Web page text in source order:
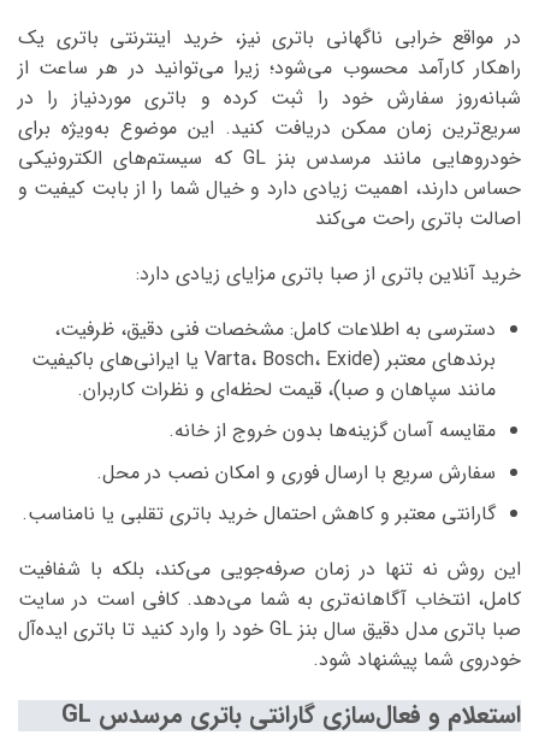
در مواقع خرابی ناگهانی باتری نیز، خرید اینترنتی باتری یک
راهکار کارآمد محسوب می‌شود؛ زیرا می‌توانید در هر ساعت از
شبانه‌روز سفارش خود را ثبت کرده و باتری موردنیاز را در
سریع‌ترین زمان ممکن دریافت کنید. این موضوع به‌ویژه برای
خودروهایی مانند مرسدس بنز GL که سیستم‌های الکترونیکی
حساس دارند، اهمیت زیادی دارد و خیال شما را از بابت کیفیت و
اصالت باتری راحت می‌کند
خرید آنلاین باتری از صبا باتری مزایای زیادی دارد:
دسترسی به اطلاعات کامل: مشخصات فنی دقیق، ظرفیت،
برندهای معتبر (Varta، Bosch، Exide یا ایرانی‌های باکیفیت
مانند سپاهان و صبا)، قیمت لحظه‌ای و نظرات کاربران.
مقایسه آسان گزینه‌ها بدون خروج از خانه.
سفارش سریع با ارسال فوری و امکان نصب در محل.
گارانتی معتبر و کاهش احتمال خرید باتری تقلبی یا نامناسب.
این روش نه تنها در زمان صرفه‌جویی می‌کند، بلکه با شفافیت
کامل، انتخاب آگاهانه‌تری به شما می‌دهد. کافی است در سایت
صبا باتری مدل دقیق سال بنز GL خود را وارد کنید تا باتری ایده‌آل
خودروی شما پیشنهاد شود.
استعلام و فعال‌سازی گارانتی باتری مرسدس GL